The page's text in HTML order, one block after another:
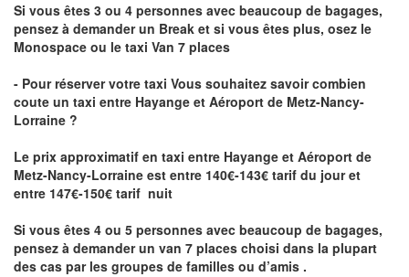
Si vous êtes 3 ou 4 personnes avec beaucoup de bagages,
pensez à demander un Break et si vous êtes plus, osez le
Monospace ou le taxi Van 7 places
- Pour réserver votre taxi Vous souhaitez savoircombien
coute un taxi entre Hayange et Aéroport de Metz-Nancy-
Lorraine ?
Le prix approximatif en taxi entre Hayange et Aéroport de
Metz-Nancy-Lorraine est entre 140€-143€ tarif du jour et
entre 147€-150€ tarif nuit
Si vous êtes 4 ou 5 personnes avec beaucoup de bagages,
pensez à demander un van 7 places choisi dans la plupart
des cas par les groupes de familles ou d’amis .